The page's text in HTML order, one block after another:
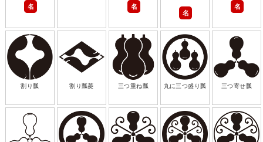
名 名
名
名
割り瓢 割り瓢菱 三つ重ね瓢 丸に三つ盛り瓢 三つ寄せ瓢